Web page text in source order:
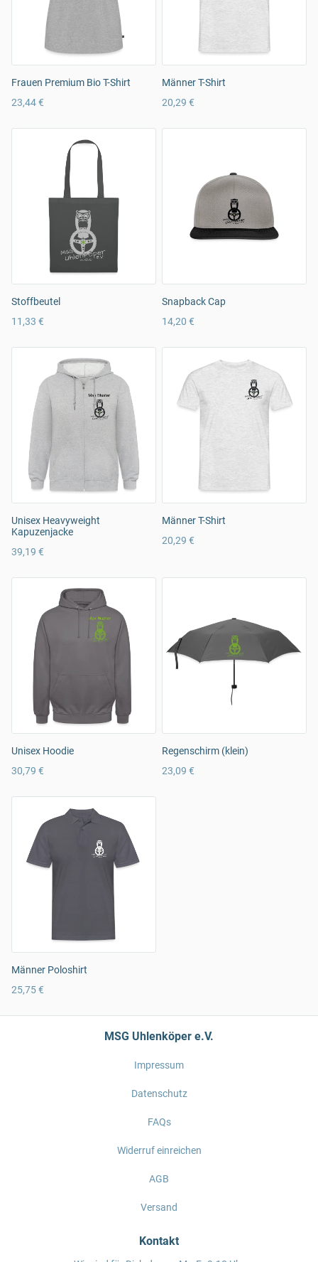
Frauen Premium Bio T-Shirt
23,44 €
Männer T-Shirt
20,29 €
Stoffbeutel
11,33 €
Snapback Cap
14,20 €
Unisex Heavyweight
Kapuzenjacke
39,19 €
Männer T-Shirt
20,29 €
Unisex Hoodie
30,79 €
Regenschirm (klein)
23,09 €
Männer Poloshirt
25,75 €
MSG Uhlenköper e.V.
Impressum
Datenschutz
FAQs
Widerruf einreichen
AGB
Versand
Kontakt